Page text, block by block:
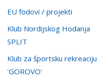
EU fodovi / projekti
Klub Nordijskog Hodanja
SPLIT
Klub za športsku rekreaciju
'GOROVO'